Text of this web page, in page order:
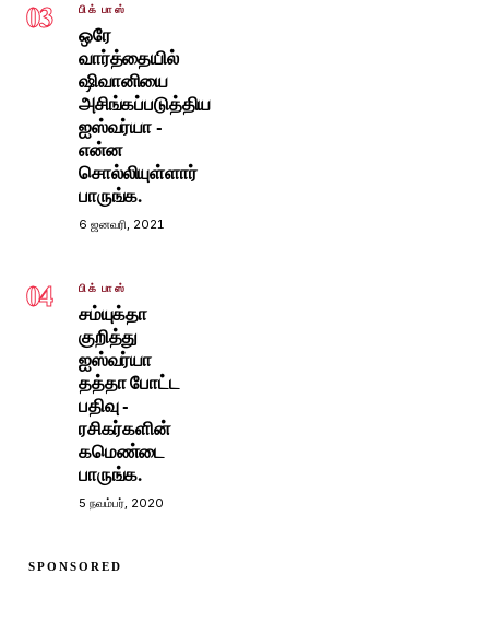
03 பிக் பாஸ்
ஒரே
வார்த்தையில்
ஷிவானியை
அசிங்கப்படுத்திய
ஐஸ்வர்யா -
என்ன
சொல்லியுள்ளார்
பாருங்க.
6 ஜனவரி, 2021
04 பிக் பாஸ்
சம்யுக்தா
குறித்து
ஐஸ்வர்யா
தத்தா போட்ட
பதிவு -
ரசிகர்களின்
கமெண்டை
பாருங்க.
5 நவம்பர், 2020
SPONSORED